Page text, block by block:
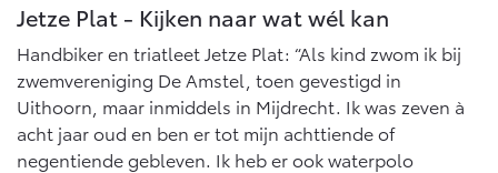
Jetze Plat - Kijken naar wat wél kan
Handbiker en triatleet Jetze Plat: “Als kind zwom ik bij
zwemvereniging De Amstel, toen gevestigd in
Uithoorn, maar inmiddels in Mijdrecht. Ik was zeven à
acht jaar oud en ben er tot mijn achttiende of
negentiende gebleven. Ik heb er ook waterpolo